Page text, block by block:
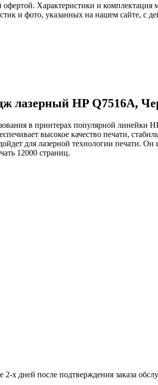
Характеристики и комплектация
и фото, указанных на нашем сайте, с
лазерный HP Q7516A,
в принтерах популярной линейки
высокое качество печати,
для лазерной технологии печати.
12000 страниц.
2-х дней после подтверждения заказа